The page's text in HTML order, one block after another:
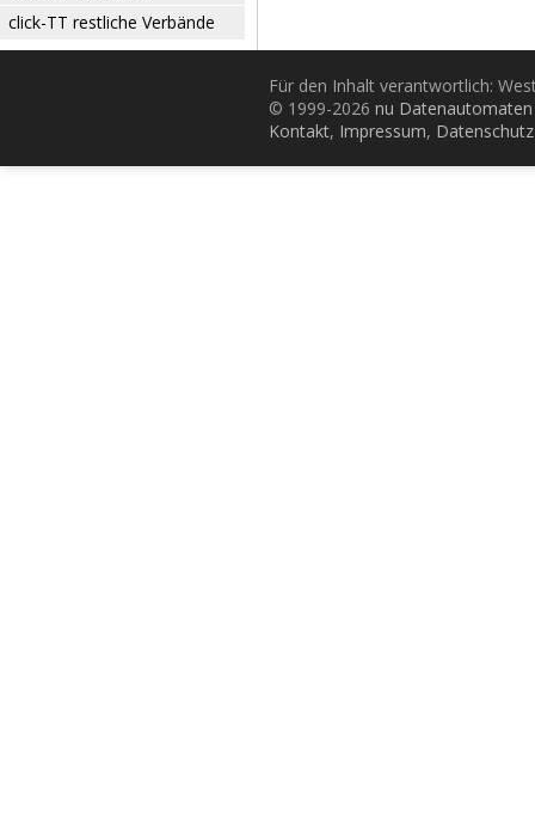
click-TT restliche Verbände
Für den Inhalt verantwortlich:
© 1999-2026 nu
Kontakt, Impressum, Datenschutz